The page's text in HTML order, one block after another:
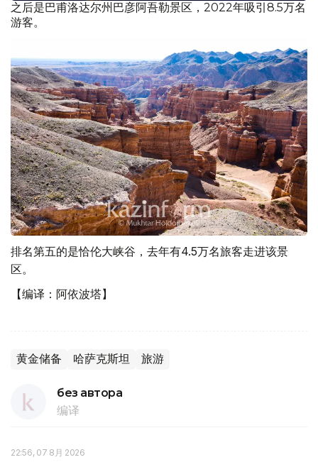
之后是巴甫洛达尔州巴彦阿吾勒景区，2022年吸引8.5万名
游客。
排名第五的是恰伦大峡谷，去年有4.5万名旅客走进该景
区。
【编译：阿依波塔】
黄金储备 哈萨克斯坦 旅游
без автора
编译
22:56, 07 8月 2026